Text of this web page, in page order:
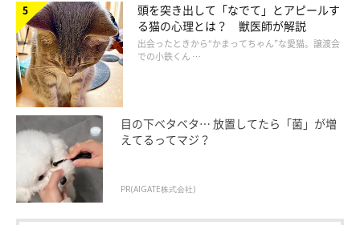
（3）オシッコをしない
頭を突き出して「なでて」とアピールす
る猫の心理とは？ 獣医師が解説
出会ったときから“かまってちゃん”な愛猫。譲渡会
での小鉄くん …
目の下ベタベタ… 放置してたら「菌」が増
えてるってマジ？
PR(AIGATE株式会社)